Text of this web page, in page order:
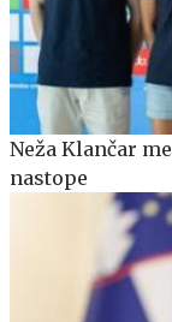
Neža Klančar
nastope